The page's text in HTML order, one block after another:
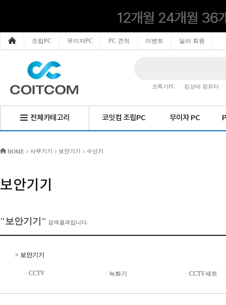
조립PC 무이자PC PC 견적 이벤트 딜러 회원
코특가PC 킴성태 컴퓨터
전체카테고리 코잇컴 조립PC 무이자 PC
HOME > 사무기기 > 보안기기 > 수신기
보안기기
"보안기기" 검색결과입니다.
> 보안기기
· CCTV · 녹화기 · CCTV세트